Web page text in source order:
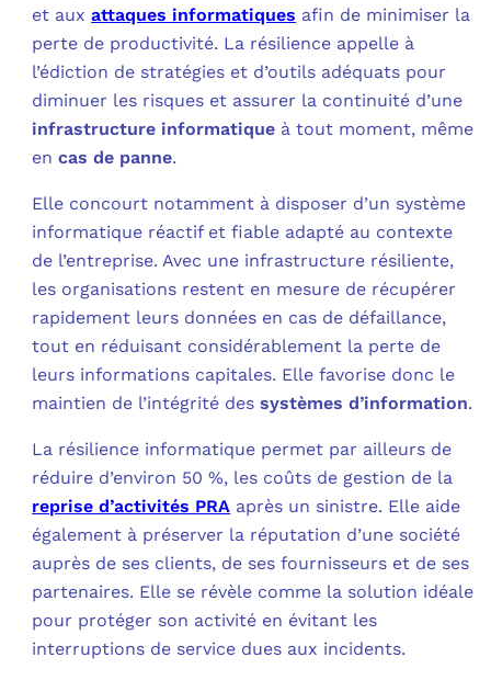
et auxattaques informatiques afin de minimiser la
perte de productivité. La résilience appelle à
l’édiction de stratégies et d’outils adéquats pour
diminuer les risques et assurer la continuité d’une
infrastructure informatique à tout moment, même
encas de panne.
Elle concourt notamment à disposer d’un système
informatique réactif et fiable adapté au contexte
de l’entreprise. Avec une infrastructure résiliente,
les organisations restent en mesure de récupérer
rapidement leurs données en cas de défaillance,
tout en réduisant considérablement la perte de
leurs informations capitales. Elle favorise donc le
maintien de l’intégrité dessystèmes d’information.
La résilience informatique permet par ailleurs de
réduire d’environ 50 %, les coûts de gestion de la
reprise d’activités PRA après un sinistre. Elle aide
également à préserver la réputation d’une société
auprès de ses clients, de ses fournisseurs et de ses
partenaires. Elle se révèle comme la solution idéale
pour protéger son activité en évitant les
interruptions de service dues aux incidents.